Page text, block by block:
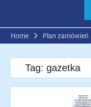
Home Plan zamówień
Tag: gazetka